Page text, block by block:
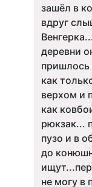
зашёл в
вдруг
деревни
пришлось
как
верхом и
как
рюкзак...
пузо и в
до
не могу в